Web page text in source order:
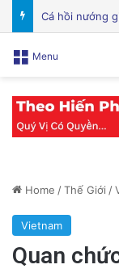
Menu
Home /Thế Giới /
Vietnam
Quan